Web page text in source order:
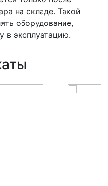
на складе. Такой
оборудование,
в эксплуатацию.